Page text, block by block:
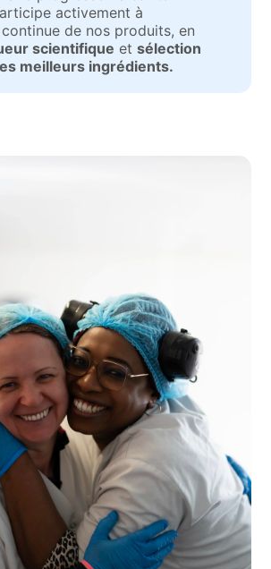
activement à
continue de nos produits, en
scientifique etsélection
meilleurs ingrédients.